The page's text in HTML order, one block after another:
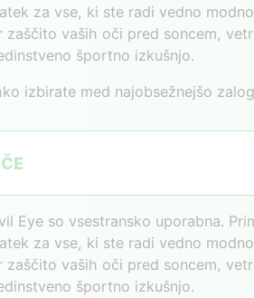
za vse, ki ste radi vedno
zaščito vaših oči pred soncem,
športno izkušnjo.
izbirate med najobsežnejšo
Eye so vsestransko uporabna.
za vse, ki ste radi vedno
zaščito vaših oči pred soncem,
športno izkušnjo.